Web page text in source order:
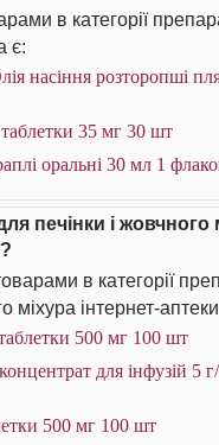
в категорії
є:
насіння розторопші
35 мг 30 шт
оральні 30 мл 1
печінки і жовчного
в категорії
міхура інтернет-
500 мг 100 шт
для інфузій 5
500 мг 100 шт